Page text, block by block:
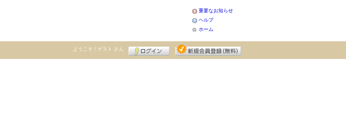
重要なお知らせ
ヘルプ
ホーム
ようこそ！ ゲスト さん